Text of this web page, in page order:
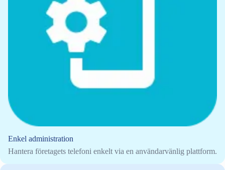
Enkel administration
Hantera företagets telefoni enkelt via en användarvänlig plattform.